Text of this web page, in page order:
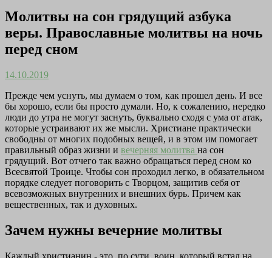
Молитвы на сон грядущий азбука
веры. Православные молитвы на ночь
перед сном
14.10.2019
Прежде чем уснуть, мы думаем о том, как прошел день. И все
бы хорошо, если бы просто думали. Но, к сожалению, нередко
люди до утра не могут заснуть, буквально сходя с ума от атак,
которые устраивают их же мысли. Христиане практически
свободны от многих подобных вещей, и в этом им помогает
правильный образ жизни и вечерняя молитва на сон
грядущий. Вот отчего так важно обращаться перед сном ко
Всесвятой Троице. Чтобы сон проходил легко, в обязательном
порядке следует поговорить с Творцом, защитив себя от
всевозможных внутренних и внешних бурь. Причем как
вещественных, так и духовных.
Зачем нужны вечерние молитвы
Каждый христианин - это, по сути, воин, который встал на